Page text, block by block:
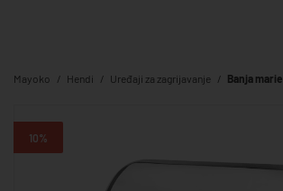
Mayoko Hendi Uređaji za zagrijavanje Banja marie
10%